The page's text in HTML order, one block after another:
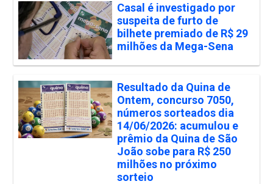
Casal é investigado por
suspeita de furto de
bilhete premiado de R$ 29
milhões da Mega-Sena
Resultado da Quina de
Ontem, concurso 7050,
números sorteados dia
14/06/2026: acumulou e
prêmio da Quina de São
João sobe para R$ 250
milhões no próximo
sorteio